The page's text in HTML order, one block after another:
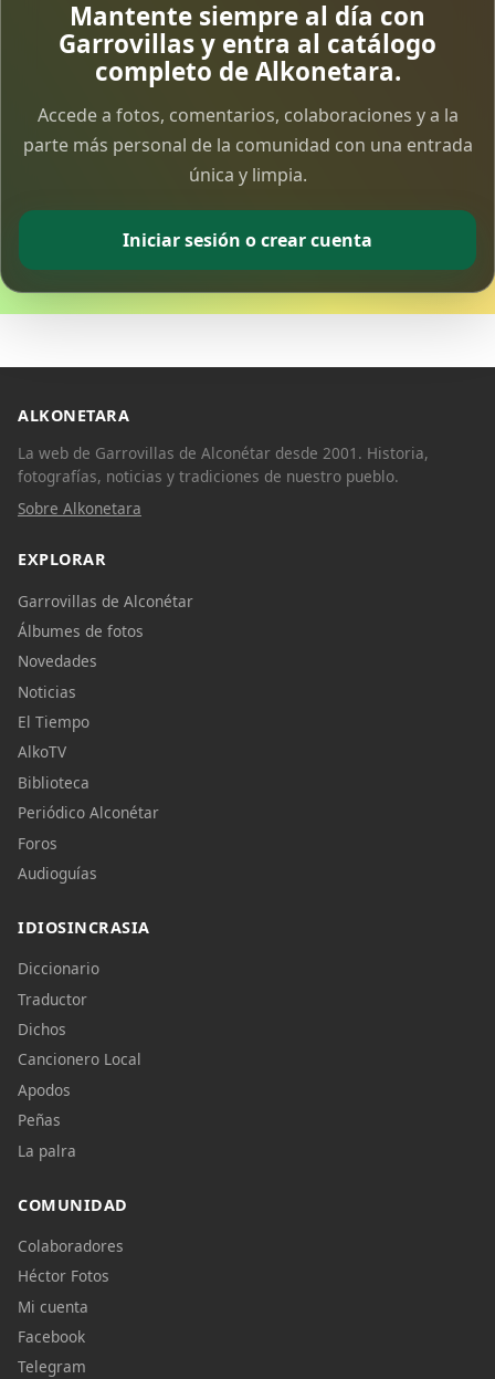
Mantente siempre al día con
Garrovillas y entra al catálogo
completo de Alkonetara.
Accede a fotos, comentarios, colaboraciones y a la
parte más personal de la comunidad con una entrada
única y limpia.
Iniciar sesión o crear cuenta
ALKONETARA
La web de Garrovillas de Alconétar desde 2001. Historia,
fotografías, noticias y tradiciones de nuestro pueblo.
Sobre Alkonetara
EXPLORAR
Garrovillas de Alconétar
Álbumes de fotos
Novedades
Noticias
El Tiempo
AlkoTV
Biblioteca
Periódico Alconétar
Foros
Audioguías
IDIOSINCRASIA
Diccionario
Traductor
Dichos
Cancionero Local
Apodos
Peñas
La palra
COMUNIDAD
Colaboradores
Héctor Fotos
Mi cuenta
Facebook
Telegram